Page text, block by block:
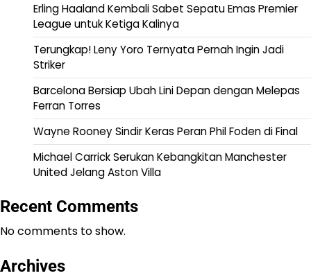
Erling Haaland Kembali Sabet Sepatu Emas Premier
League untuk Ketiga Kalinya
Terungkap! Leny Yoro Ternyata Pernah Ingin Jadi
Striker
Barcelona Bersiap Ubah Lini Depan dengan Melepas
Ferran Torres
Wayne Rooney Sindir Keras Peran Phil Foden di Final
Michael Carrick Serukan Kebangkitan Manchester
United Jelang Aston Villa
Recent Comments
No comments to show.
Archives